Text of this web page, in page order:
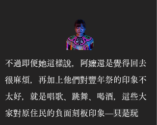
不過即便她這樣說，阿嬤還是覺得回去
很麻煩，再加上他們對豐年祭的印象不
太好，就是唱歌、跳舞、喝酒，這些大
家對原住民的負面刻板印象—只是玩